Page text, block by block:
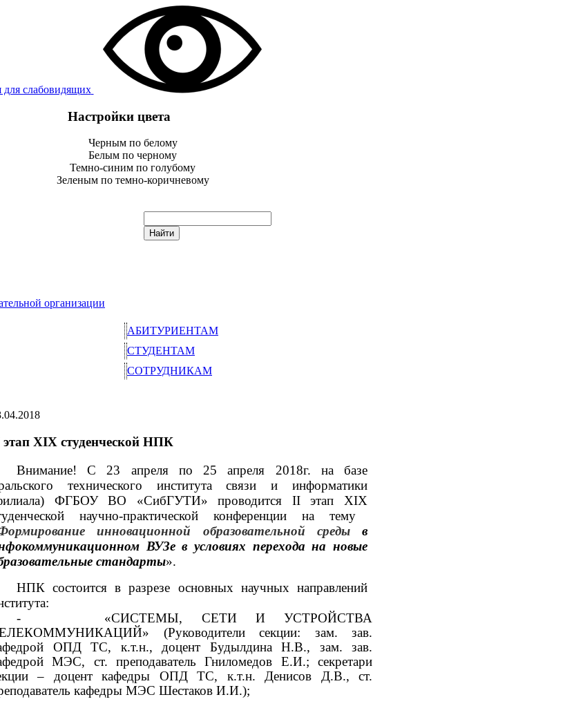
для слабовидящих
Настройки цвета
Черным по белому
Белым по черному
Темно-синим по голубому
Зеленым по темно-коричневому
организации
АБИТУРИЕНТАМ
СТУДЕНТАМ
СОТРУДНИКАМ
XIX студенческой НПК
Внимание! С 23 апреля по 25 апреля 2018г. на базе
технического института связи и информатики
ФГБОУ ВО «СибГУТИ» проводится IIэтап XIX
научно-практической конференции на тему
инновационной образовательной среды в
ВУЗе в условиях перехода на новые
стандарты».
НПК состоится в разрезе основных научных направлений
-
«СИСТЕМЫ, СЕТИ И УСТРОЙСТВА
» (Руководители секции: зам. зав.
ОПД ТС, к.т.н., доцент Будылдина Н.В., зам. зав.
МЭС, ст. преподаватель Гниломедов Е.И.; секретари
– доцент кафедры ОПД ТС, к.т.н. Денисов Д.В., ст.
кафедры МЭС Шестаков И.И.);